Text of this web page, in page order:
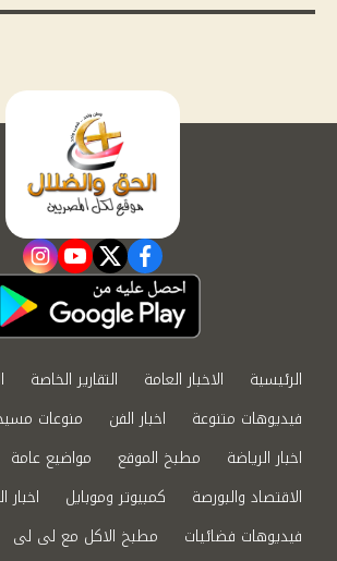
facebook
twitter
youtube
الرئيسية الاخبار العامة التقارير الخاصة
فيديوهات متنوعة
اخبار الفن
منوعات
اخبار الرياضة
مطبخ الموقع
مواضيع عامة
الاقتصاد والبورصة
كمبيوتر وموبايل
فيديوهات فضائيات
مطبخ الاكل مع لى لى